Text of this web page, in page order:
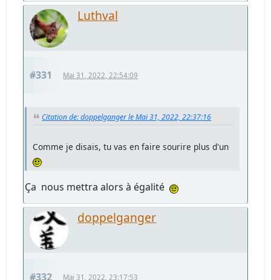
Luthval
#331 Mai 31, 2022, 22:54:09
Citation de: doppelganger le Mai 31, 2022, 22:37:16
Comme je disais, tu vas en faire sourire plus d'un
Ça nous mettra alors à égalité
doppelganger
#332 Mai 31, 2022, 23:17:53